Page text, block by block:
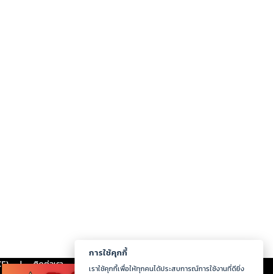
| ติดต่อเรา ร่วมงานกับเรา ดาวน์โหลด
การใช้คุกกี้
เราใช้คุกกี้เพื่อให้ทุกคนได้ประสบการณ์การใช้งานที่ดียิ่ง